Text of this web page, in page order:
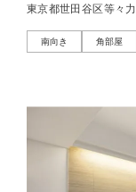
東京都世田谷区等々力
南向き 角部屋